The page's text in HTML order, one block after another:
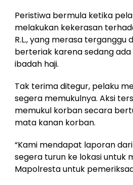
Peristiwa bermula ketika
melakukan kekerasan
R.L., yang merasa
berteriak karena sedang
ibadah haji.
Tak terima ditegur, pelaku
segera memukulnya. Aksi
memukul korban secara
mata kanan korban.
“Kami mendapat laporan
segera turun ke lokasi untuk
Mapolresta untuk